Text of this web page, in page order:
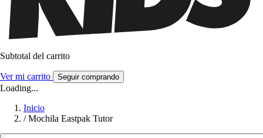
Subtotal del carrito
Ver mi carrito Seguir comprando
Loading...
Inicio
/ Mochila Eastpak Tutor